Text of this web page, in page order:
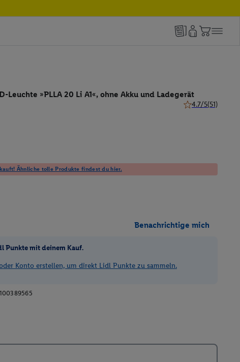
Leuchte »PLLA 20 Li A1«, ohne Akku und Ladegerät
4.7/5(51)
Ähnliche tolle Produkte findest du hier.
Benachrichtige mich
Punkte mit deinem Kauf.
Konto erstellen, um direkt Lidl Punkte zu sammeln.
100389565